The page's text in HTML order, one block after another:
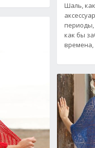
Шаль,
периоды,
как бы
времена,